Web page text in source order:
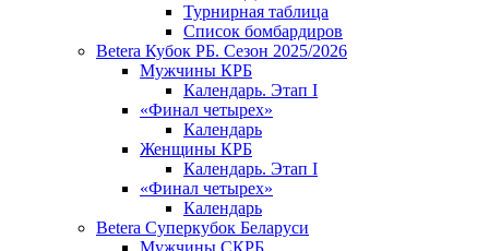
Турнирная таблица
Список бомбардиров
Betera Кубок РБ. Сезон 2025/2026
Мужчины КРБ
Календарь. Этап I
«Финал четырех»
Календарь
Женщины КРБ
Календарь. Этап I
«Финал четырех»
Календарь
Betera Суперкубок Беларуси
Мужчины СКРБ